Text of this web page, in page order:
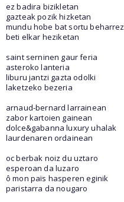
ez badira bizikletan
gazteak pozik hizketan
mundu hobe bat sortu beharrez
beti elkar heziketan
saint serninen gaur feria
asteroko lanteria
liburu jantzi gazta odolki
laketzeko bezeria
arnaud-bernard larrainean
zabor kartoien gainean
dolce&gabanna luxury uhalak
laurdenaren ordainean
oc berbak noiz du uztaro
esperoan da luzaro
ô mon païs hasperen eginik
paristarra da nougaro